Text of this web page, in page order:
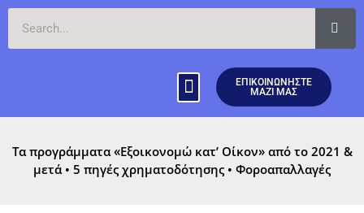
ΕΠΙΚΟΙΝΩΝΗΣΤΕ
ΜΑΖΙ ΜΑΣ
Τα προγράμματα «Εξοικονομώ κατ’ Οίκον» από το 2021 &
μετά • 5 πηγές χρηματοδότησης • Φοροαπαλλαγές